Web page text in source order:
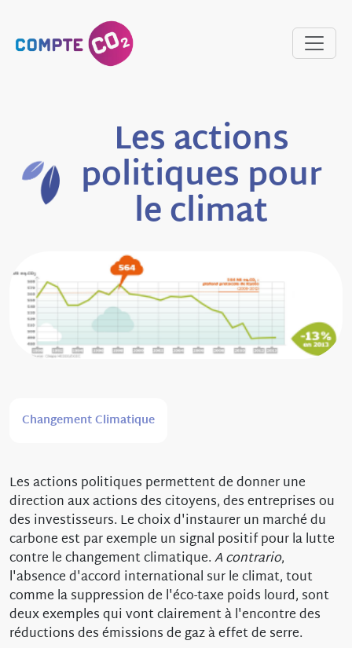
Les actions
politiques pour
le climat
Changement Climatique
Les actions politiques permettent de donner une
direction aux actions des citoyens, des entreprises ou
des investisseurs. Le choix d'instaurer un marché du
carbone est par exemple un signal positif pour la lutte
contre le changement climatique.A contrario,
l'absence d'accord international sur le climat, tout
comme la suppression de l'éco-taxe poids lourd, sont
deux exemples qui vont clairement à l'encontre des
réductions des émissions de gaz à effet de serre.